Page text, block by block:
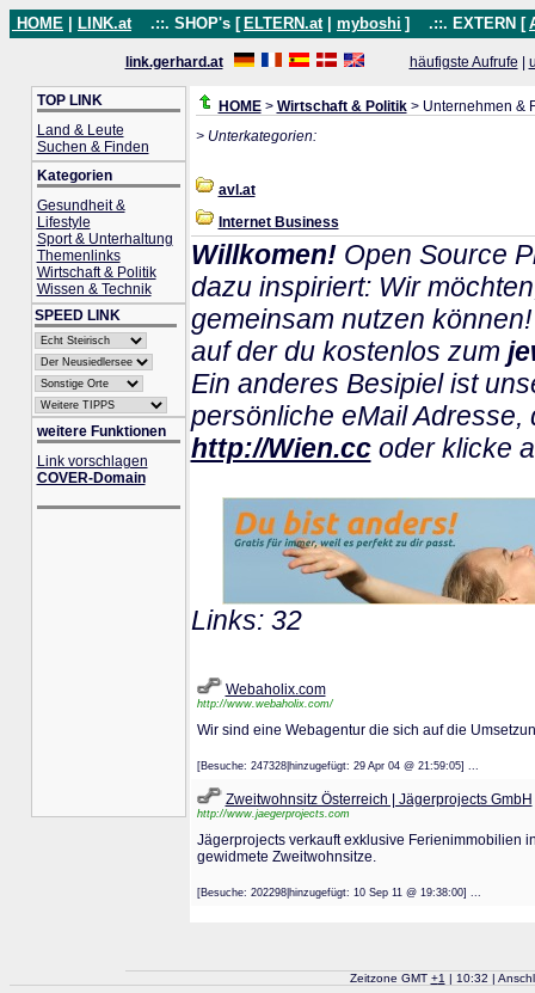
HOME LINK.at .::. SHOP's [ ELTERN.at myboshi ] .::. EXTERN [
link.gerhard.at häufigste Aufrufe
TOP LINK
Land & Leute
Suchen & Finden
Kategorien
Gesundheit &
Lifestyle
Sport & Unterhaltung
Themenlinks
Wirtschaft & Politik
Wissen & Technik
SPEED LINK
weitere Funktionen
Link vorschlagen
COVER-Domain
HOME> Wirtschaft & Politik> Unternehmen &
> Unterkategorien:
avl.at
Internet Business
Willkomen!Open Source
dazu inspiriert: Wir
gemeinsam nutzen
auf der du kostenlos zum
Ein anderes Besipiel ist
persönliche eMail
http://Wien.ccoder klicke
Links: 32
Webaholix.com
http://www.webaholix.com/
Wir sind eine Webagentur die sich auf die
[Besuche: 247328|hinzugefügt: 29 Apr 04 @ 21:59:05] ...
Zweitwohnsitz Österreich | Jägerprojects GmbH
http://www.jaegerprojects.com
Jägerprojects verkauft exklusive Ferienimmobilien
gewidmete Zweitwohnsitze.
[Besuche: 202298|hinzugefügt: 10 Sep 11 @ 19:38:00] ...
Zeitzone GMT +1 | 10:32 |